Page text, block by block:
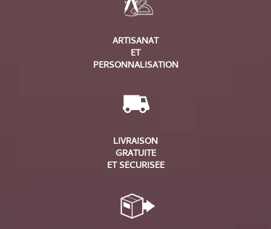
ARTISANAT
ET
PERSONNALISATION
LIVRAISON
GRATUITE
ET SÉCURISÉE